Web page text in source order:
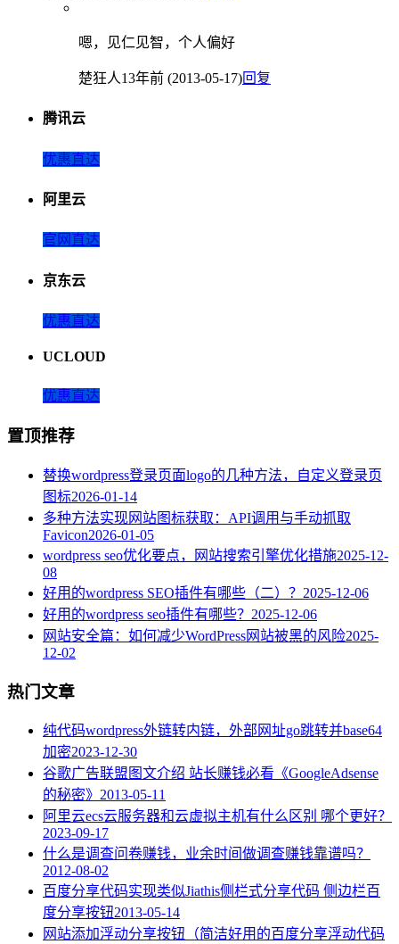
嗯，见仁见智，个人偏好
楚狂人13年前 (2013-05-17)回复
腾讯云
优惠直达
阿里云
官网直达
京东云
优惠直达
UCLOUD
优惠直达
置顶推荐
替换wordpress登录页面logo的几种方法，自定义登录页
图标2026-01-14
多种方法实现网站图标获取：API调用与手动抓取
Favicon2026-01-05
wordpress seo优化要点，网站搜索引擎优化措施2025-12-
08
好用的wordpress SEO插件有哪些（二）？ 2025-12-06
好用的wordpress seo插件有哪些？ 2025-12-06
网站安全篇：如何减少WordPress网站被黑的风险2025-
12-02
热门文章
纯代码wordpress外链转内链，外部网址go跳转并base64
加密2023-12-30
谷歌广告联盟图文介绍 站长赚钱必看《GoogleAdsense
的秘密》 2013-05-11
阿里云ecs云服务器和云虚拟主机有什么区别 哪个更好？
2023-09-17
什么是调查问卷赚钱，业余时间做调查赚钱靠谱吗？
2012-08-02
百度分享代码实现类似Jiathis侧栏式分享代码 侧边栏百
度分享按钮2013-05-14
网站添加浮动分享按钮（简洁好用的百度分享浮动代码